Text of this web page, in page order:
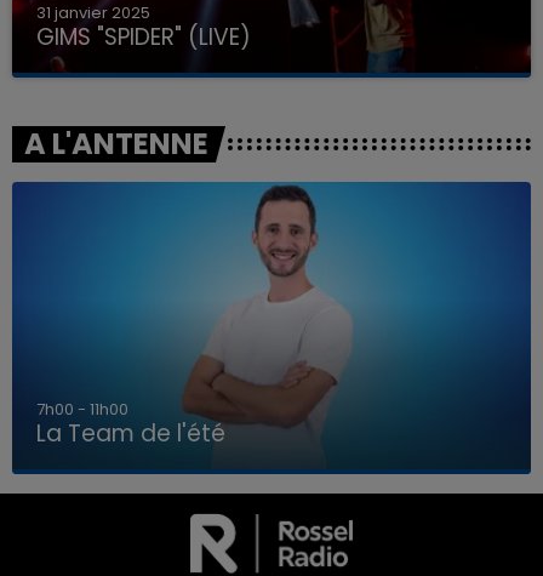
LA TEAM DE L'ÉTÉ
31 janvier 2025
GIMS "SPIDER" (LIVE)
A L'ANTENNE
7h00 - 11h00
La Team de l'été